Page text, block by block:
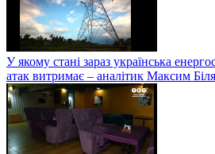
У якому стані зараз українська
атак витримає – аналітик Максим